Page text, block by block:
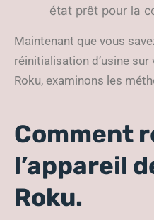
état prêt pour la
Maintenant que vous
réinitialisation d’usine
Roku, examinons les
Comment
l’appareil
Roku.